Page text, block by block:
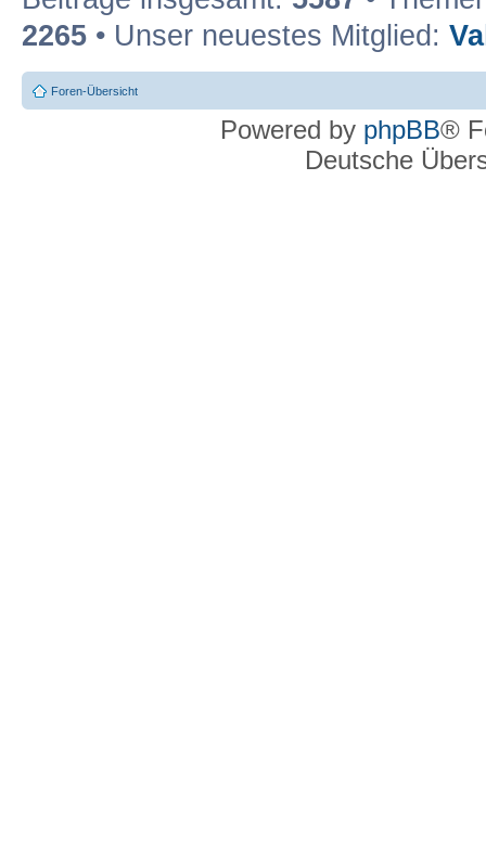
2265 • Unser neuestes Mitglied:
Foren-Übersicht
Powered by phpBB®
Deutsche